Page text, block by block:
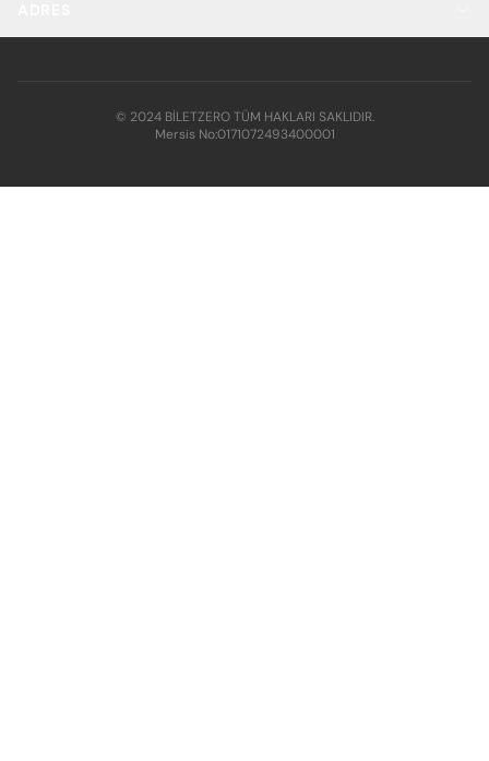
© 2024 BİLETZERO TÜM HAKLARI SAKLIDIR.
Mersis No:0171072493400001